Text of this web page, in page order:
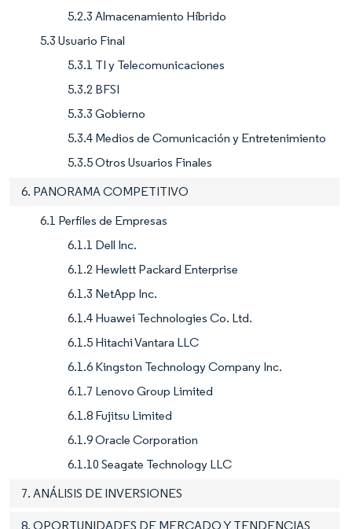
5.2.3 Almacenamiento Híbrido
5.3 Usuario Final
5.3.1 TI y Telecomunicaciones
5.3.2 BFSI
5.3.3 Gobierno
5.3.4 Medios de Comunicación y Entretenimiento
5.3.5 Otros Usuarios Finales
6. PANORAMA COMPETITIVO
6.1 Perfiles de Empresas
6.1.1 Dell Inc.
6.1.2 Hewlett Packard Enterprise
6.1.3 NetApp Inc.
6.1.4 Huawei Technologies Co. Ltd.
6.1.5 Hitachi Vantara LLC
6.1.6 Kingston Technology Company Inc.
6.1.7 Lenovo Group Limited
6.1.8 Fujitsu Limited
6.1.9 Oracle Corporation
6.1.10 Seagate Technology LLC
7. ANÁLISIS DE INVERSIONES
8. OPORTUNIDADES DE MERCADO Y TENDENCIAS